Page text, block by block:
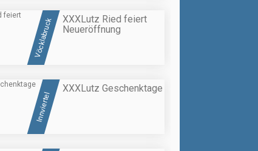
Vöcklabruck
XXXLutz Ried feiert
Neueröffnung
Innviertel
XXXLutz Geschenktage